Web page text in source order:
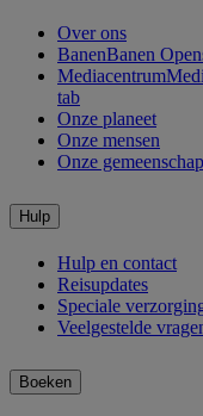
Over ons
BanenBanen
Mediacentrum
tab
Onze planeet
Onze mensen
Onze
Hulp
Hulp en contact
Reisupdates
Speciale
Veelgestelde
Boeken